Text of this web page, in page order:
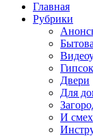
Главная
Рубрики
Двери
Для
И